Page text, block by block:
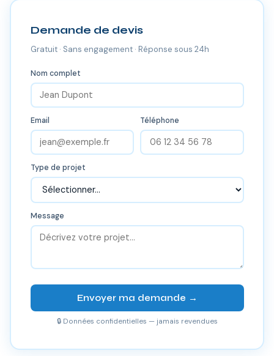
Demande de devis
Gratuit · Sans engagement · Réponse sous 24h
Nom complet
Email Téléphone
Type de projet
Message
Envoyer ma demande →
🔒 Données confidentielles — jamais revendues